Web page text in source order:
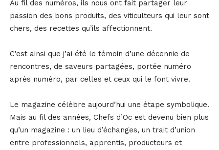
Au fil des numéros, ils nous ont fait partager leur
passion des bons produits, des viticulteurs qui leur sont
chers, des recettes qu’ils affectionnent.
C’est ainsi que j’ai été le témoin d’une décennie de
rencontres, de saveurs partagées, portée numéro
après numéro, par celles et ceux qui le font vivre.
Le magazine célèbre aujourd’hui une étape symbolique.
Mais au fil des années, Chefs d’Oc est devenu bien plus
qu’un magazine : un lieu d’échanges, un trait d’union
entre professionnels, apprentis, producteurs et